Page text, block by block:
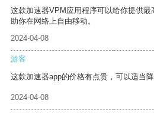
这款加速器VPM应用程序可以给你提供
助你在网络上自由移动。
2024-04-08
游客
这款加速器app的价格有点贵，可以适当
2024-04-08